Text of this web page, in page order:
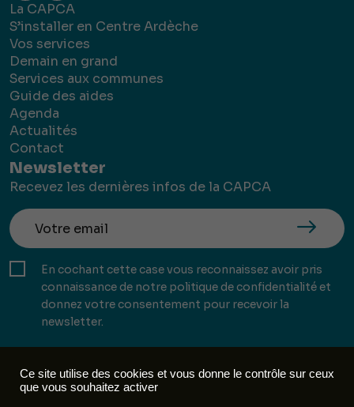
La CAPCA
S’installer en Centre Ardèche
Vos services
Demain en grand
Services aux communes
Guide des aides
Agenda
Actualités
Contact
Newsletter
Recevez les dernières infos de la CAPCA
En cochant cette case vous reconnaissez avoir pris
connaissance de notre politique de confidentialité et
donnez votre consentement pour recevoir la
newsletter.
Ce site utilise des cookies et vous donne le contrôle sur ceux
que vous souhaitez activer